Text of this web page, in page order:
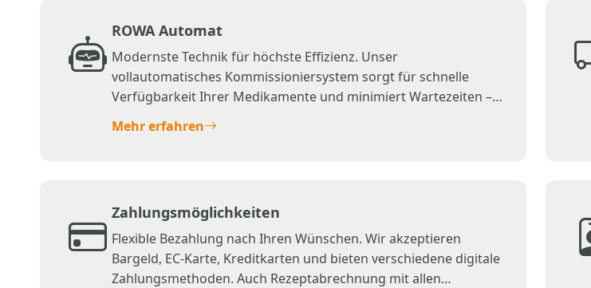
ROWA Automat
Modernste Technik für höchste Effizienz. Unser
vollautomatisches Kommissioniersystem sorgt für schnelle
Verfügbarkeit Ihrer Medikamente und minimiert Wartezeiten –
Mehr erfahren
Zahlungsmöglichkeiten
Flexible Bezahlung nach Ihren Wünschen. Wir akzeptieren
Bargeld, EC-Karte, Kreditkarten und bieten verschiedene digitale
Zahlungsmethoden. Auch Rezeptabrechnung mit allen